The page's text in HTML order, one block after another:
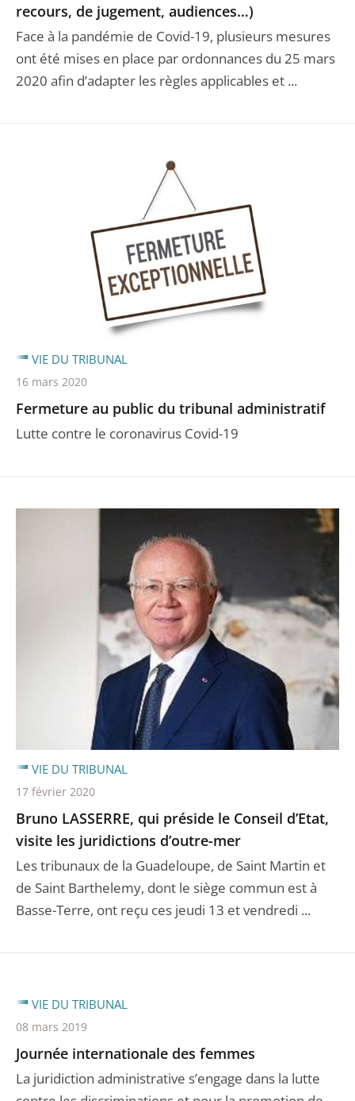
recours, de jugement, audiences…)
Face à la pandémie de Covid-19, plusieurs mesures
ont été mises en place par ordonnances du 25 mars
2020 afin d’adapter les règles applicables et ...
Fermeture au public du tribunal administratif
Lutte contre le coronavirus Covid-19
VIE DU TRIBUNAL
16 mars 2020
Bruno LASSERRE, qui préside le Conseil d’Etat,
visite les juridictions d’outre-mer
Les tribunaux de la Guadeloupe, de Saint Martin et
de Saint Barthelemy, dont le siège commun est à
Basse-Terre, ont reçu ces jeudi 13 et vendredi ...
VIE DU TRIBUNAL
17 février 2020
Journée internationale des femmes
La juridiction administrative s’engage dans la lutte
VIE DU TRIBUNAL
08 mars 2019